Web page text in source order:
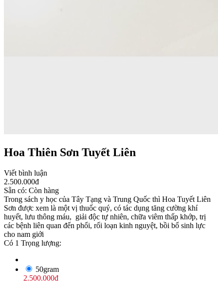
Hoa Thiên Sơn Tuyết Liên
Viết bình luận
2.500.000đ
Sẵn có: Còn hàng
Trong sách y học của Tây Tạng và Trung Quốc thì Hoa Tuyết Liên
Sơn được xem là một vị thuốc quý, có tác dụng tăng cường khí
huyết, lưu thông máu, giải độc tự nhiên, chữa viêm thấp khớp, trị
các bệnh liên quan đến phổi, rối loạn kinh nguyệt, bồi bổ sinh lực
cho nam giới
Có 1 Trọng lượng:
50gram
2.500.000đ